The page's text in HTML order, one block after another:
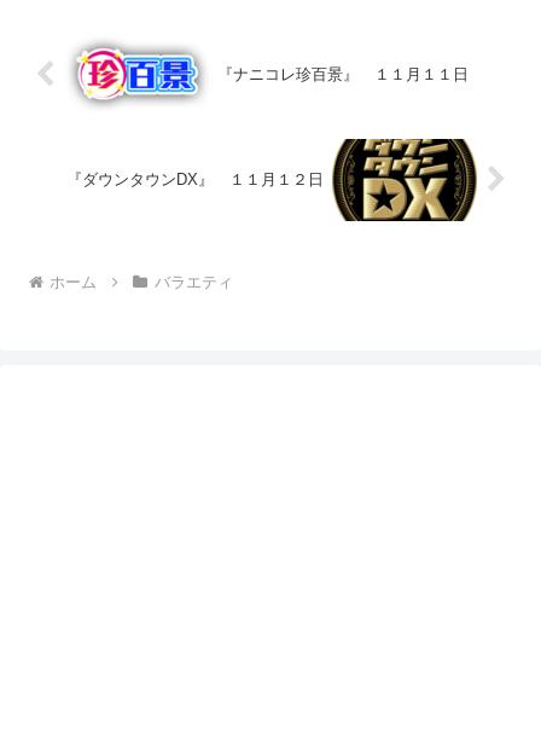
『ナニコレ珍百景』 １１月１１日
『ダウンタウンDX』 １１月１２日
ホーム バラエティ